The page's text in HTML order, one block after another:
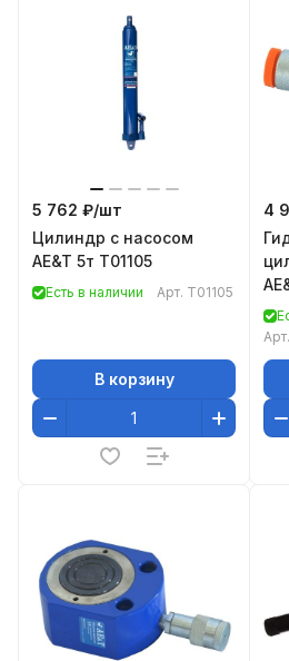
5 762 ₽/шт
Цилиндр с насосом
AE&T 5т T01105
Есть в наличии Арт. T01105
В корзину
4
Арт.